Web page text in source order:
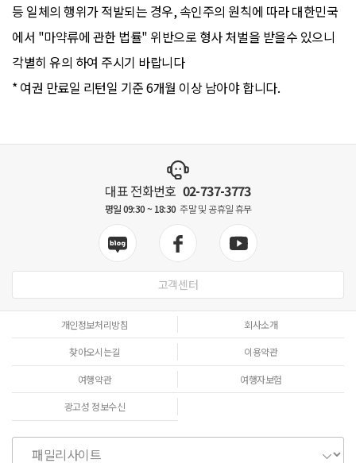
등 일체의 행위가 적발되는 경우, 속인주의 원칙에 따라 대한민국
에서 "마약류에 관한 법률" 위반으로 형사 처벌을 받을수 있으니
각별히 유의 하여 주시기 바랍니다
* 여권 만료일 리턴일 기준 6개월 이상 남아야 합니다.
대표 전화번호 02-737-3773
평일 09:30 ~ 18:30 주말 및 공휴일 휴무
고객센터
개인정보처리방침 회사소개
찾아오시는길 이용약관
여행약관 여행자보험
광고성 정보수신